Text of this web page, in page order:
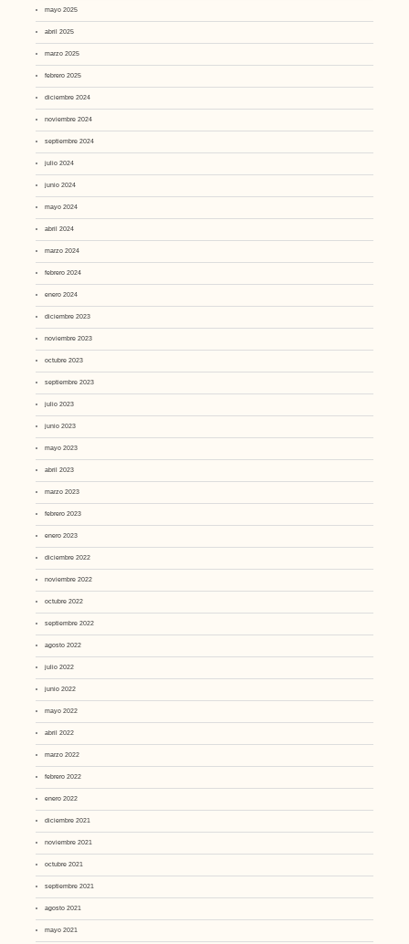
mayo 2025
abril 2025
marzo 2025
febrero 2025
diciembre 2024
noviembre 2024
septiembre 2024
julio 2024
junio 2024
mayo 2024
abril 2024
marzo 2024
febrero 2024
enero 2024
diciembre 2023
noviembre 2023
octubre 2023
septiembre 2023
julio 2023
junio 2023
mayo 2023
abril 2023
marzo 2023
febrero 2023
enero 2023
diciembre 2022
noviembre 2022
octubre 2022
septiembre 2022
agosto 2022
julio 2022
junio 2022
mayo 2022
abril 2022
marzo 2022
febrero 2022
enero 2022
diciembre 2021
noviembre 2021
octubre 2021
septiembre 2021
agosto 2021
mayo 2021